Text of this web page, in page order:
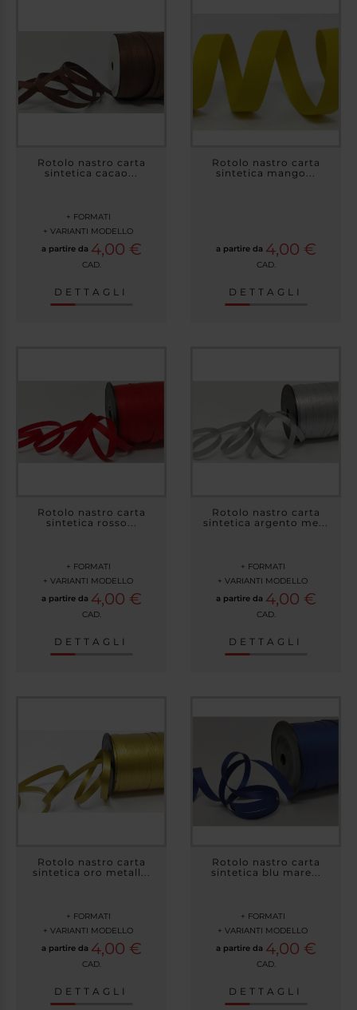
Rotolo nastro carta
sintetica cacao...
+ FORMATI
+ VARIANTI MODELLO
a partire da 4,00 €
CAD.
DETTAGLI
Rotolo nastro carta
sintetica mango...
a partire da 4,00 €
CAD.
DETTAGLI
Rotolo nastro carta
sintetica rosso...
+ FORMATI
+ VARIANTI MODELLO
a partire da 4,00 €
CAD.
DETTAGLI
Rotolo nastro carta
sintetica argento me...
+ FORMATI
+ VARIANTI MODELLO
a partire da 4,00 €
CAD.
DETTAGLI
Rotolo nastro carta
sintetica oro metall...
+ FORMATI
+ VARIANTI MODELLO
a partire da 4,00 €
CAD.
DETTAGLI
Rotolo nastro carta
sintetica blu mare...
+ FORMATI
+ VARIANTI MODELLO
a partire da 4,00 €
CAD.
DETTAGLI